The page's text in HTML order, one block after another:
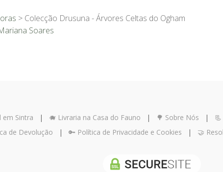
> Colecção Drusuna - Árvores Celtas do Ogham
Soares
em Sintra | 🐗 Livraria na Casa do Fauno | 🌳 Sobre Nós |
de Devolução | 🔑 Política de Privacidade e Cookies | 🤝